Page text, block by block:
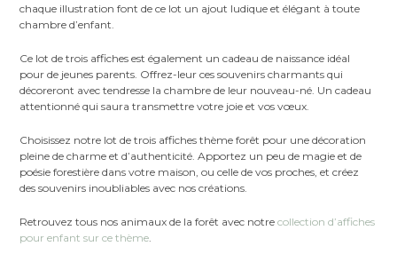
chaque illustration font de ce lot un ajout ludique et élégant à toute
chambre d’enfant.
Ce lot de trois affiches est également un cadeau de naissance idéal
pour de jeunes parents. Offrez-leur ces souvenirs charmants qui
décoreront avec tendresse la chambre de leur nouveau-né. Un cadeau
attentionné qui saura transmettre votre joie et vos vœux.
Choisissez notre lot de trois affiches thème forêt pour une décoration
pleine de charme et d’authenticité. Apportez un peu de magie et de
poésie forestière dans votre maison, ou celle de vos proches, et créez
des souvenirs inoubliables avec nos créations.
Retrouvez tous nos animaux de la forêt avec notrecollection d’affiches
pour enfant sur ce thème